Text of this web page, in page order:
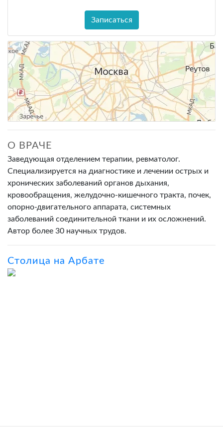
Записаться
О ВРАЧЕ
Заведующая отделением терапии, ревматолог.
Специализируется на диагностике и лечении острых и
хронических заболеваний органов дыхания,
кровообращения, желудочно-кишечного тракта, почек,
опорно-двигательного аппарата, системных
заболеваний соединительной ткани и их осложнений.
Автор более 30 научных трудов.
Столица на Арбате